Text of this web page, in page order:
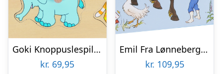
Goki Knoppuslespil – Zoo Dyr – Træ – 8 Brikker
kr. 69,95
Emil Fra Lønneberg Gulvpuslespil
kr. 109,95